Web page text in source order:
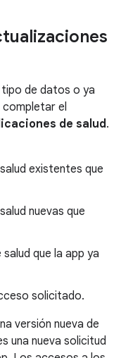
tipo de datos o ya
completar el
de salud.
existentes que
nuevas que
que la app ya
solicitado.
versión nueva de
una nueva solicitud